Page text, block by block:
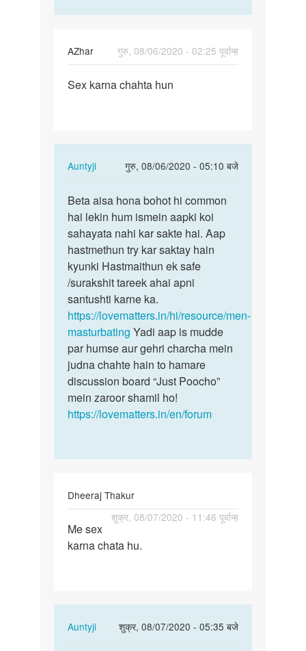
AZhar
गुरु, 08/06/2020 - 02:25 पूर्वान्ह
Sex
Sex karna chahta hun
Auntyji
गुरु, 08/06/2020 - 05:10 बजे
In
to
Sex
karna
chahta
hun
by
AZhar
Beta
aisa
hona
bohot
hi…
Beta aisa hona bohot hi common
hai lekin hum ismein aapki koi
sahayata nahi kar sakte hai. Aap
hastmethun try kar saktay hain
kyunki Hastmaithun ek safe
/surakshit tareek ahai apni
santushti karne ka.
https://lovematters.in/hi/resource/men-
masturbating Yadi aap is mudde
par humse aur gehri charcha mein
judna chahte hain to hamare
discussion board “Just Poocho”
mein zaroor shamil ho!
https://lovematters.in/en/forum
Dheeraj Thakur
शुक्र, 08/07/2020 - 11:46 पूर्वान्ह
Me
sex
Me sex
karna chata hu.
Auntyji
शुक्र, 08/07/2020 - 05:35 बजे
In